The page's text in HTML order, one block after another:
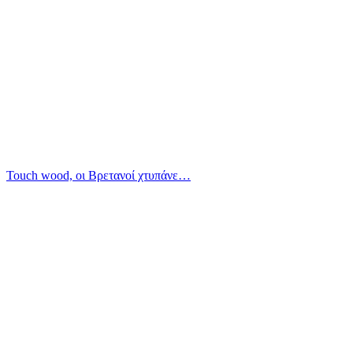
Touch wood, οι Βρετανοί χτυπάνε…